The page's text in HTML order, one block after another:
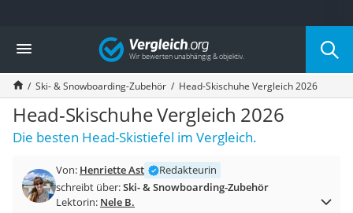
Die beliebtesten Vergleiche nach Kategorie
Freizeit & Sport
Gartentrampolin
Trampolin
Metalldetektor
Eufab-Fahrradträger
Trampolin 366 cm
Aluminium-Koffer
Futterboot
Vergleich
Ski- & Snowboarding-Zubehör Head-Skischuhe Vergleich 2026
Head-Skischuhe Vergleich 2026
Die besten Head-Skistiefel im Vergleich.
Von: Henriette Ast
Redakteurin
schreibt über:Ski- & Snowboarding-Zubehör
Lektorin: Nele B.